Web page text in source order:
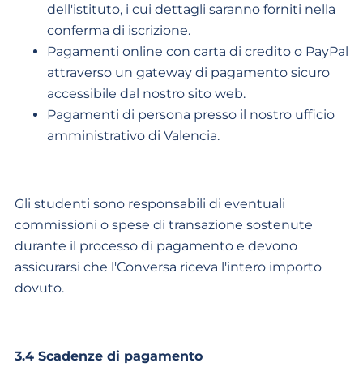
dell'istituto, i cui dettagli saranno forniti nella
conferma di iscrizione.
Pagamenti online con carta di credito o PayPal
attraverso un gateway di pagamento sicuro
accessibile dal nostro sito web.
Pagamenti di persona presso il nostro ufficio
amministrativo di Valencia.
Gli studenti sono responsabili di eventuali
commissioni o spese di transazione sostenute
durante il processo di pagamento e devono
assicurarsi che l'Conversa riceva l'intero importo
dovuto.
3.4 Scadenze di pagamento